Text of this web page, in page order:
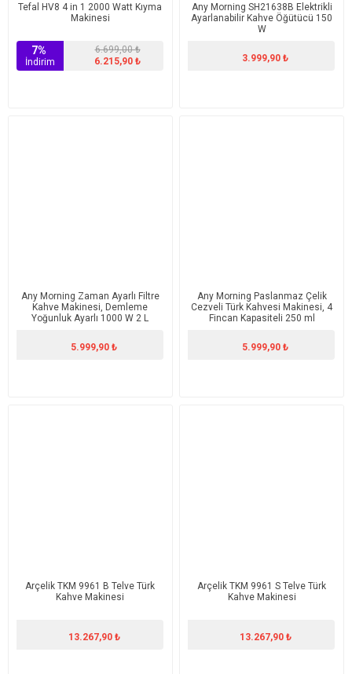
Tefal HV8 4 in 1 2000 Watt Kıyma
Makinesi
7%
İndirim
6.699,00 ₺
6.215,90 ₺
Any Morning SH21638B Elektrikli
Ayarlanabilir Kahve Öğütücü 150
W
3.999,90 ₺
Any Morning Zaman Ayarlı Filtre
Kahve Makinesi, Demleme
Yoğunluk Ayarlı 1000 W 2 L
5.999,90 ₺
Any Morning Paslanmaz Çelik
Cezveli Türk Kahvesi Makinesi, 4
Fincan Kapasiteli 250 ml
5.999,90 ₺
Arçelik TKM 9961 B Telve Türk
Kahve Makinesi
13.267,90 ₺
Arçelik TKM 9961 S Telve Türk
Kahve Makinesi
13.267,90 ₺